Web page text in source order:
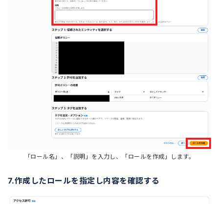
「ロール名」、「説明」を入力し、「ロールを作成」します。
7.作成したロールを指定し内容を確認する